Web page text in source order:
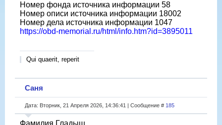
Номер фонда источника информации 58
Номер описи источника информации 18002
Номер дела источника информации 1047
https://obd-memorial.ru/html/info.htm?id=3895011
Qui quaerit, reperit
Саня
Дата: Вторник, 21 Апреля 2026, 14:36:41 | Сообщение # 185
Фамилия Гладыш